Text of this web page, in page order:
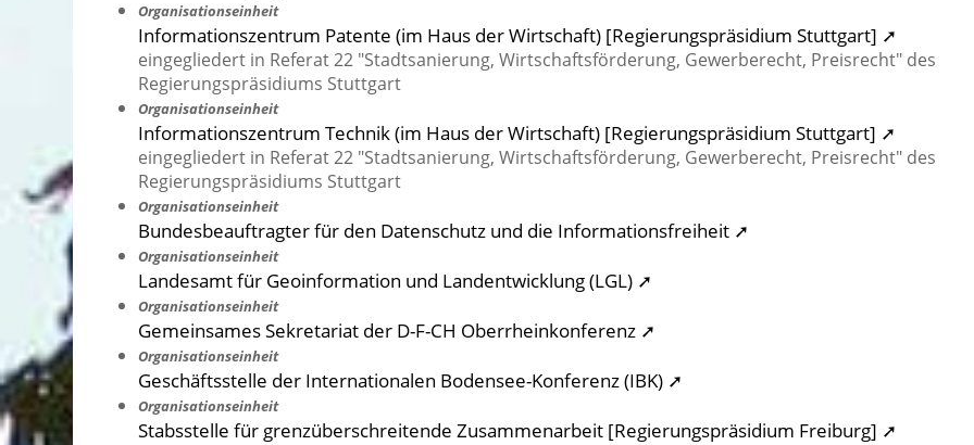
Organisationseinheit
Informationszentrum Patente (im Haus der Wirtschaft) [Regierungspräsidium Stuttgart] ➚
eingegliedert in Referat 22 "Stadtsanierung, Wirtschaftsförderung, Gewerberecht, Preisrecht" des
Regierungspräsidiums Stuttgart
Organisationseinheit
Informationszentrum Technik (im Haus der Wirtschaft) [Regierungspräsidium Stuttgart] ➚
eingegliedert in Referat 22 "Stadtsanierung, Wirtschaftsförderung, Gewerberecht, Preisrecht" des
Regierungspräsidiums Stuttgart
Organisationseinheit
Bundesbeauftragter für den Datenschutz und die Informationsfreiheit ➚
Organisationseinheit
Landesamt für Geoinformation und Landentwicklung (LGL) ➚
Organisationseinheit
Gemeinsames Sekretariat der D-F-CH Oberrheinkonferenz ➚
Organisationseinheit
Geschäftsstelle der Internationalen Bodensee-Konferenz (IBK) ➚
Organisationseinheit
Stabsstelle für grenzüberschreitende Zusammenarbeit [Regierungspräsidium Freiburg] ➚